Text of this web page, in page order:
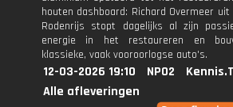
houten dashboard: Richard Overmeer
Rodenrijs stopt dagelijks al zijn
energie in het restaureren en
klassieke, vaak vooroorlogse auto's.
12-03-2026 19:10 NPO2
Alle afleveringen